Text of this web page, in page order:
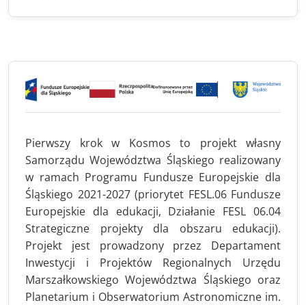
Pierwszy krok w Kosmos to projekt własny
Samorządu Województwa Śląskiego realizowany
w ramach Programu Fundusze Europejskie dla
Śląskiego 2021-2027 (priorytet FESL.06 Fundusze
Europejskie dla edukacji, Działanie FESL 06.04
Strategiczne projekty dla obszaru edukacji).
Projekt jest prowadzony przez Departament
Inwestycji i Projektów Regionalnych Urzędu
Marszałkowskiego Województwa Śląskiego oraz
Planetarium i Obserwatorium Astronomiczne im.